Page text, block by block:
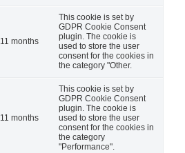
11 months
This cookie is set by
GDPR Cookie Consent
plugin. The cookie is
used to store the user
consent for the cookies in
the category "Other.
11 months
This cookie is set by
GDPR Cookie Consent
plugin. The cookie is
used to store the user
consent for the cookies in
the category
"Performance".